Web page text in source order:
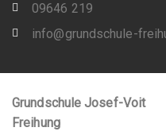
09646 219
info@grundschule-
Grundschule Josef-Voit
Freihung